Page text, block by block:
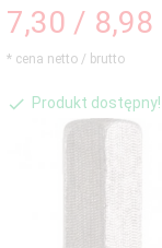
7,30 / 8,98
* cena netto / brutto
Produkt dostępny!